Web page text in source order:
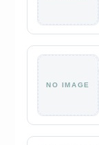
NO IMAGE